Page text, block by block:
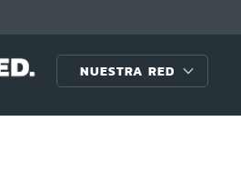
NUESTRA RED